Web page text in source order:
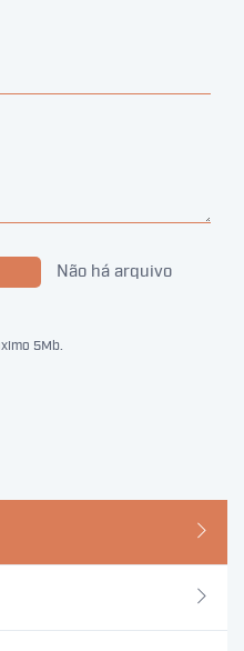
Não há arquivo
5Mb.